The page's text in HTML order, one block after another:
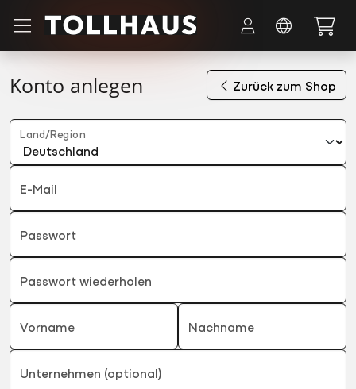
Zum Hauptinhalt springen
Konto anlegen Zurück zum Shop
Land/Region
E-Mail
Passwort
Passwort wiederholen
Vorname Nachname
Unternehmen (optional)